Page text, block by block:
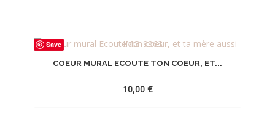
LA
Save
COEUR MURAL ECOUTE TON COEUR, ET...
10,00 €